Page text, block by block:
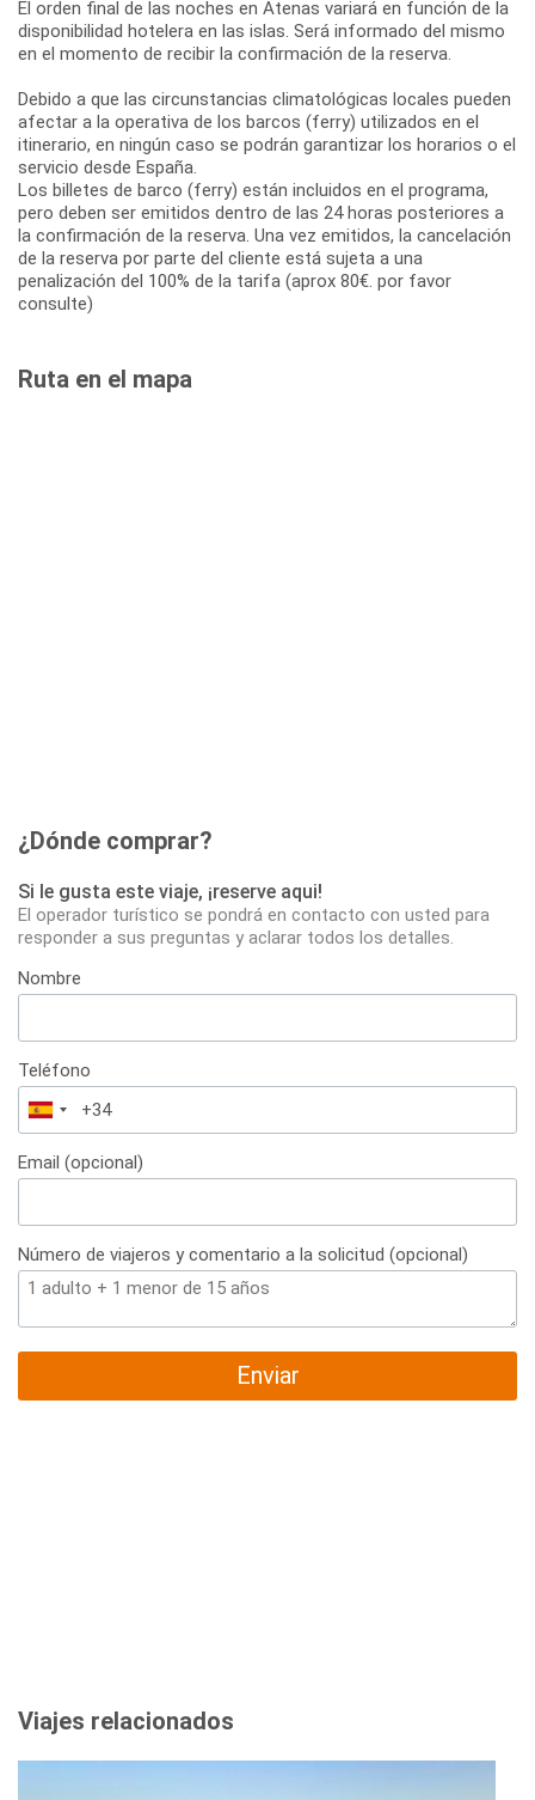
El orden final de las noches en Atenas variará en función de la
disponibilidad hotelera en las islas. Será informado del mismo
en el momento de recibir la confirmación de la reserva.
Debido a que las circunstancias climatológicas locales pueden
afectar a la operativa de los barcos (ferry) utilizados en el
itinerario, en ningún caso se podrán garantizar los horarios o el
servicio desde España.
Los billetes de barco (ferry) están incluidos en el programa,
pero deben ser emitidos dentro de las 24 horas posteriores a
la confirmación de la reserva. Una vez emitidos, la cancelación
de la reserva por parte del cliente está sujeta a una
penalización del 100% de la tarifa (aprox 80€. por favor
consulte)
Ruta en el mapa
¿Dónde comprar?
Si le gusta este viaje, ¡reserve aqui!
El operador turístico se pondrá en contacto con usted para
responder a sus preguntas y aclarar todos los detalles.
Nombre
Teléfono
España
+34
Email (opcional)
Número de viajeros y comentario a la solicitud (opcional)
Enviar
Viajes relacionados